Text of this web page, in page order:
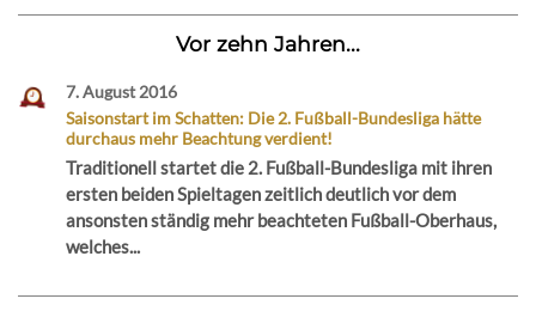
Vor zehn Jahren...
7. August 2016
Saisonstart im Schatten: Die 2. Fußball-Bundesliga hätte
durchaus mehr Beachtung verdient!
Traditionell startet die 2. Fußball-Bundesliga mit ihren
ersten beiden Spieltagen zeitlich deutlich vor dem
ansonsten ständig mehr beachteten Fußball-Oberhaus,
welches...